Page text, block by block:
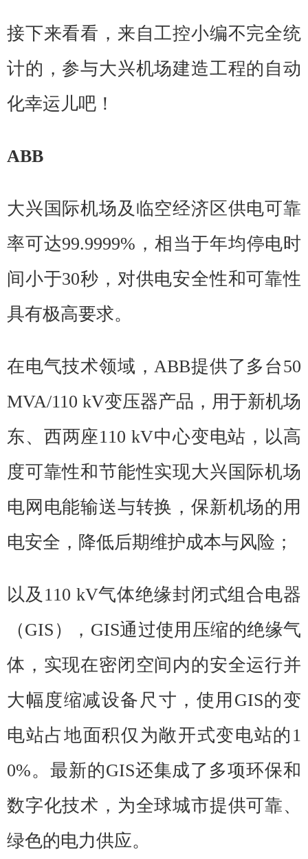
接下来看看，来自工控小编不完全统
计的，参与大兴机场建造工程的自动
化幸运儿吧！
ABB
大兴国际机场及临空经济区供电可靠
率可达99.9999%，相当于年均停电时
间小于30秒，对供电安全性和可靠性
具有极高要求。
在电气技术领域，ABB提供了多台50
MVA/110 kV变压器产品，用于新机场
东、西两座110 kV中心变电站，以高
度可靠性和节能性实现大兴国际机场
电网电能输送与转换，保新机场的用
电安全，降低后期维护成本与风险；
以及110 kV气体绝缘封闭式组合电器
（GIS），GIS通过使用压缩的绝缘气
体，实现在密闭空间内的安全运行并
大幅度缩减设备尺寸，使用GIS的变
电站占地面积仅为敞开式变电站的1
0%。最新的GIS还集成了多项环保和
数字化技术，为全球城市提供可靠、
绿色的电力供应。